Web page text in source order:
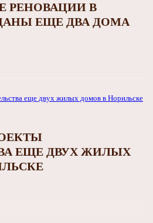
РЕНОВАЦИИ В
ЕЩЕ ДВА ДОМА
ЕЩЕ ДВУХ ЖИЛЫХ